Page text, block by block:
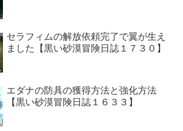
セラフィムの解放依頼完了で翼が生え
ました【黒い砂漠冒険日誌１７３０】
エダナの防具の獲得方法と強化方法
【黒い砂漠冒険日誌１６３３】